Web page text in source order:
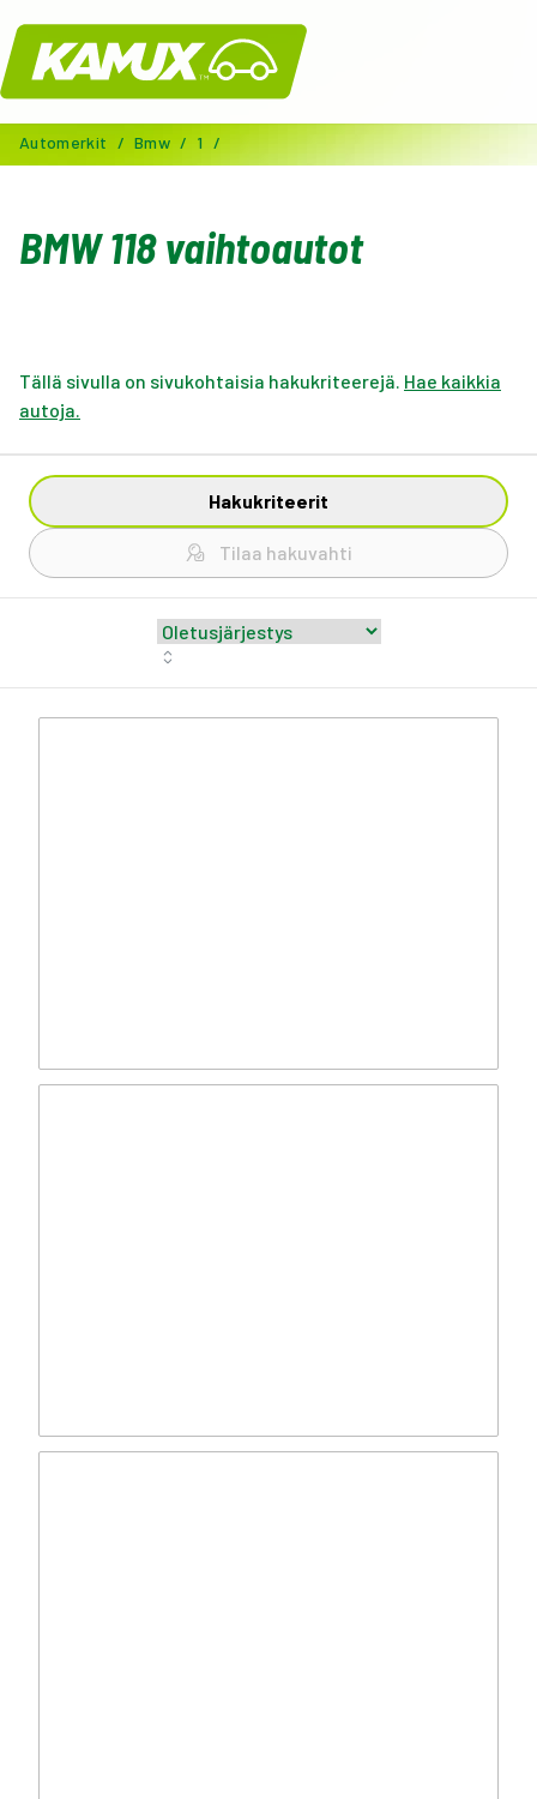
Kamux
Automerkit / Bmw / 1 /
BMW 118 vaihtoautot
Tällä sivulla on sivukohtaisia hakukriteerejä. Hae kaikkia
autoja.
Hakukriteerit
Tilaa hakuvahti